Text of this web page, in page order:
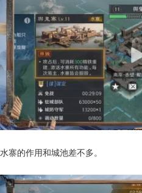
水寨的作用和城池差不多。